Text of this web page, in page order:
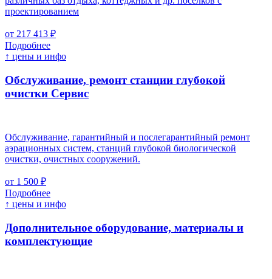
проектированием
от 217 413 ₽
Подробнее
↑ цены и инфо
Обслуживание, ремонт станции глубокой
очистки Cервис
Обслуживание, гарантийный и послегарантийный ремонт
аэрационных систем, станций глубокой биологической
очистки, очистных сооружений.
от 1 500 ₽
Подробнее
↑ цены и инфо
Дополнительное оборудование, материалы и
комплектующие